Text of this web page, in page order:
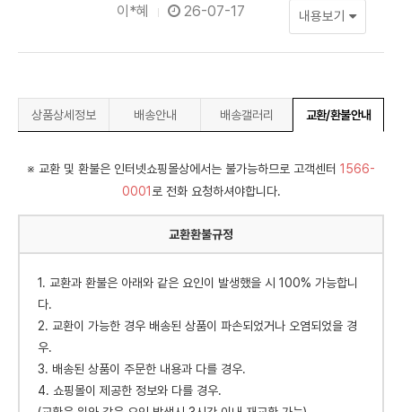
이*혜 26-07-17 내용보기
상품상세정보 배송안내 배송갤러리 교환/환불안내
※ 교환 및 환불은 인터넷쇼핑몰상에서는 불가능하므로 고객센터 1566-
0001 로 전화 요청하셔야합니다.
교환환불규정
1. 교환과 환불은 아래와 같은 요인이 발생했을 시 100% 가능합니
다.
2. 교환이 가능한 경우 배송된 상품이 파손되었거나 오염되었을 경
우.
3. 배송된 상품이 주문한 내용과 다를 경우.
4. 쇼핑몰이 제공한 정보와 다를 경우.